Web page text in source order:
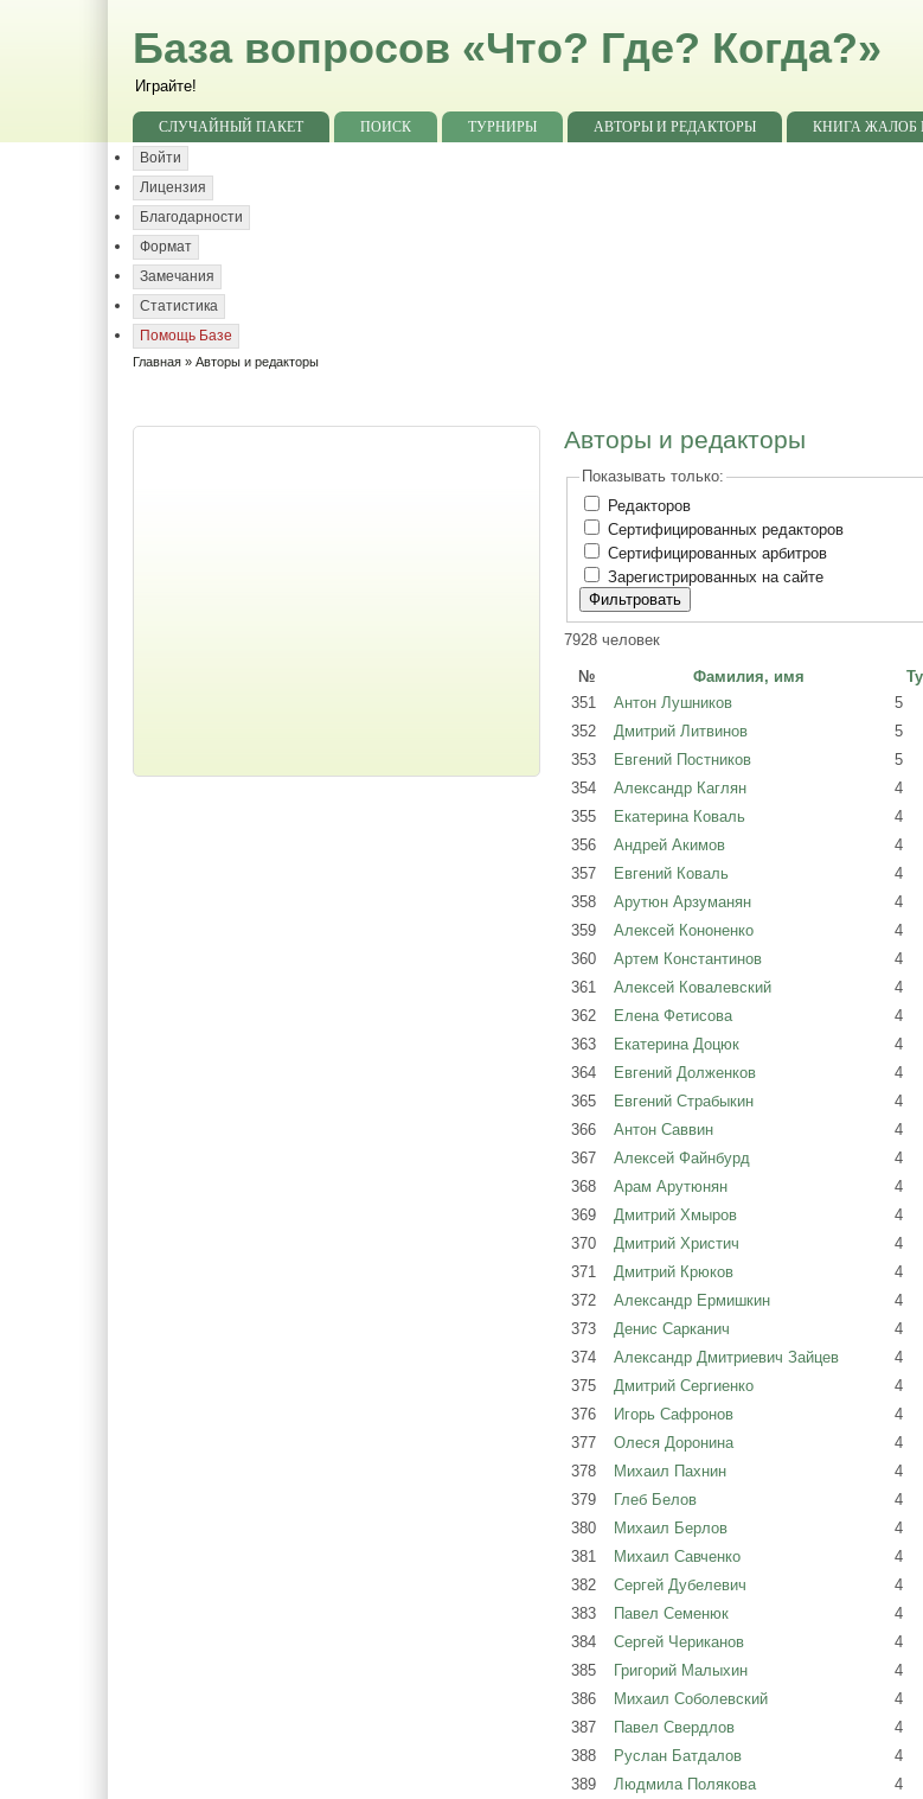
База вопросов «Что? Где? Когда?»
Играйте!
СЛУЧАЙНЫЙ ПАКЕТ ПОИСК ТУРНИРЫ АВТОРЫ И РЕДАКТОРЫ
КНИГА ЖАЛОБ
Войти
Лицензия
Благодарности
Формат
Замечания
Статистика
Помощь Базе
Главная » Авторы и редакторы
Авторы и редакторы
Показывать только:
Редакторов
Сертифицированных редакторов
Сертифицированных арбитров
Зарегистрированных на сайте
7928 человек
№ Фамилия, имя
351
Антон Лушников 5
352
Дмитрий Литвинов 5
353
Евгений Постников 5
354
Александр Каглян 4
355
Екатерина Коваль 4
356
Андрей Акимов 4
357
Евгений Коваль 4
358
Арутюн Арзуманян 4
359
Алексей Кононенко 4
360
Артем Константинов 4
361
Алексей Ковалевский 4
362
Елена Фетисова 4
363
Екатерина Доцюк 4
364
Евгений Долженков 4
365
Евгений Страбыкин 4
366
Антон Саввин 4
367
Алексей Файнбурд 4
368
Арам Арутюнян 4
369
Дмитрий Хмыров 4
370
Дмитрий Христич 4
371
Дмитрий Крюков 4
372
Александр Ермишкин 4
373
Денис Сарканич 4
374
Александр Дмитриевич Зайцев 4
375
Дмитрий Сергиенко 4
376
Игорь Сафронов 4
377
Олеся Доронина 4
378
Михаил Пахнин 4
379
Глеб Белов 4
380
Михаил Берлов 4
381
Михаил Савченко 4
382
Сергей Дубелевич 4
383
Павел Семенюк 4
384
Сергей Чериканов 4
385
Григорий Малыхин 4
386
Михаил Соболевский 4
387
Павел Свердлов 4
388
Руслан Батдалов 4
389
Людмила Полякова 4